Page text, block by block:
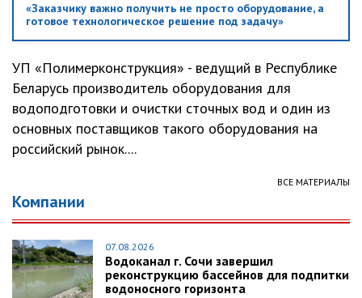
«Заказчику важно получить не просто оборудование, а
готовое технологическое решение под задачу»
УП «Полимерконструкция» - ведущий в Республике
Беларусь производитель оборудования для
водоподготовки и очистки сточных вод и один из
основных поставщиков такого оборудования на
российский рынок....
ВСЕ МАТЕРИАЛЫ
Компании
07.08.2026
Водоканал г. Сочи завершил
реконструкцию бассейнов для подпитки
водоносного горизонта